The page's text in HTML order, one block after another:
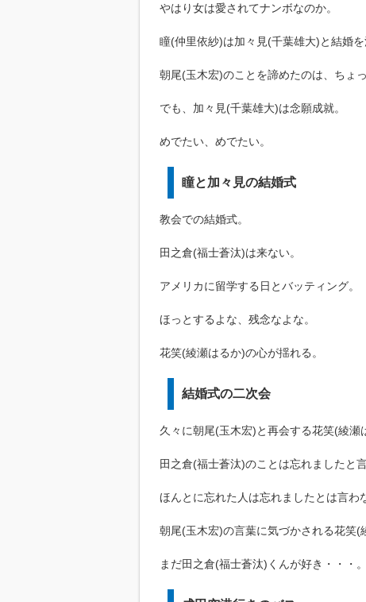
やはり女は愛されてナンボなのか。
瞳(仲里依紗)は加々見(千葉雄大)と結婚を
朝尾(玉木宏)のことを諦めたのは、ちょっ
でも、加々見(千葉雄大)は念願成就。
めでたい、めでたい。
瞳と加々見の結婚式
教会での結婚式。
田之倉(福士蒼汰)は来ない。
アメリカに留学する日とバッティング。
ほっとするよな、残念なよな。
花笑(綾瀬はるか)の心が揺れる。
結婚式の二次会
久々に朝尾(玉木宏)と再会する花笑(綾瀬
田之倉(福士蒼汰)のことは忘れましたと言
ほんとに忘れた人は忘れましたとは言わ
朝尾(玉木宏)の言葉に気づかされる花笑(
まだ田之倉(福士蒼汰)くんが好き・・・。